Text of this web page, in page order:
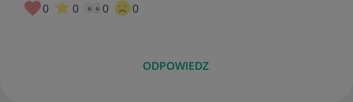
0 0 0 0
ODPOWIEDZ